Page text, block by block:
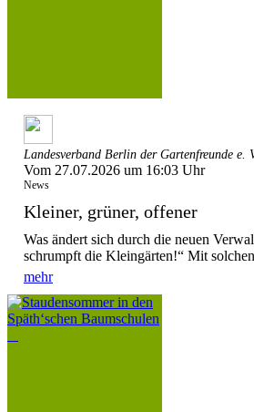
Landesverband Berlin der Gartenfreunde e.
Vom 27.07.2026 um 16:03 Uhr
News
Kleiner, grüner, offener
Was ändert sich durch die neuen
schrumpft die Kleingärten!“ Mit
mehr